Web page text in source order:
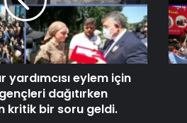
yardımcısı eylem için
dağıtırken
kritik bir soru geldi.